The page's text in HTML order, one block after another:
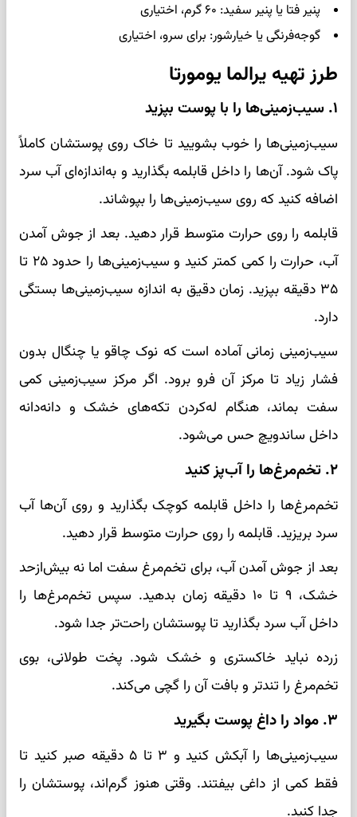
پنیر فتا یا پنیر سفید: ۶۰ گرم، اختیاری
گوجه‌فرنگی یا خیارشور: برای سرو، اختیاری
طرز تهیه یرالما یومورتا
۱. سیب‌زمینی‌ها را با پوست بپزید
سیب‌زمینی‌ها را خوب بشویید تا خاک روی پوستشان کاملاً
پاک شود. آن‌ها را داخل قابلمه بگذارید و به‌اندازه‌ای آب سرد
اضافه کنید که روی سیب‌زمینی‌ها را بپوشاند.
قابلمه را روی حرارت متوسط قرار دهید. بعد از جوش آمدن
آب، حرارت را کمی کمتر کنید و سیب‌زمینی‌ها را حدود ۲۵ تا
۳۵ دقیقه بپزید. زمان دقیق به اندازه سیب‌زمینی‌ها بستگی
دارد.
سیب‌زمینی زمانی آماده است که نوک چاقو یا چنگال بدون
فشار زیاد تا مرکز آن فرو برود. اگر مرکز سیب‌زمینی کمی
سفت بماند، هنگام له‌کردن تکه‌های خشک و دانه‌دانه
داخل ساندویچ حس می‌شود.
۲. تخم‌مرغ‌ها را آب‌پز کنید
تخم‌مرغ‌ها را داخل قابلمه کوچک بگذارید و روی آن‌ها آب
سرد بریزید. قابلمه را روی حرارت متوسط قرار دهید.
بعد از جوش آمدن آب، برای تخم‌مرغ سفت اما نه بیش‌ازحد
خشک، ۹ تا ۱۰ دقیقه زمان بدهید. سپس تخم‌مرغ‌ها را
داخل آب سرد بگذارید تا پوستشان راحت‌تر جدا شود.
زرده نباید خاکستری و خشک شود. پخت طولانی، بوی
تخم‌مرغ را تندتر و بافت آن را گچی می‌کند.
۳. مواد را داغ پوست بگیرید
سیب‌زمینی‌ها را آبکش کنید و ۳ تا ۵ دقیقه صبر کنید تا
فقط کمی از داغی بیفتند. وقتی هنوز گرم‌اند، پوستشان را
جدا کنید.